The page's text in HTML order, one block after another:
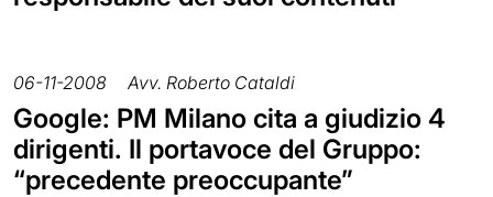
06-11-2008 Avv. Roberto Cataldi
Google: PM Milano cita a giudizio 4
dirigenti. Il portavoce del Gruppo:
“precedente preoccupante”